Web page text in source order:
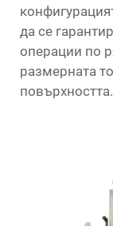
да се
операции по
размерната
повърхността.